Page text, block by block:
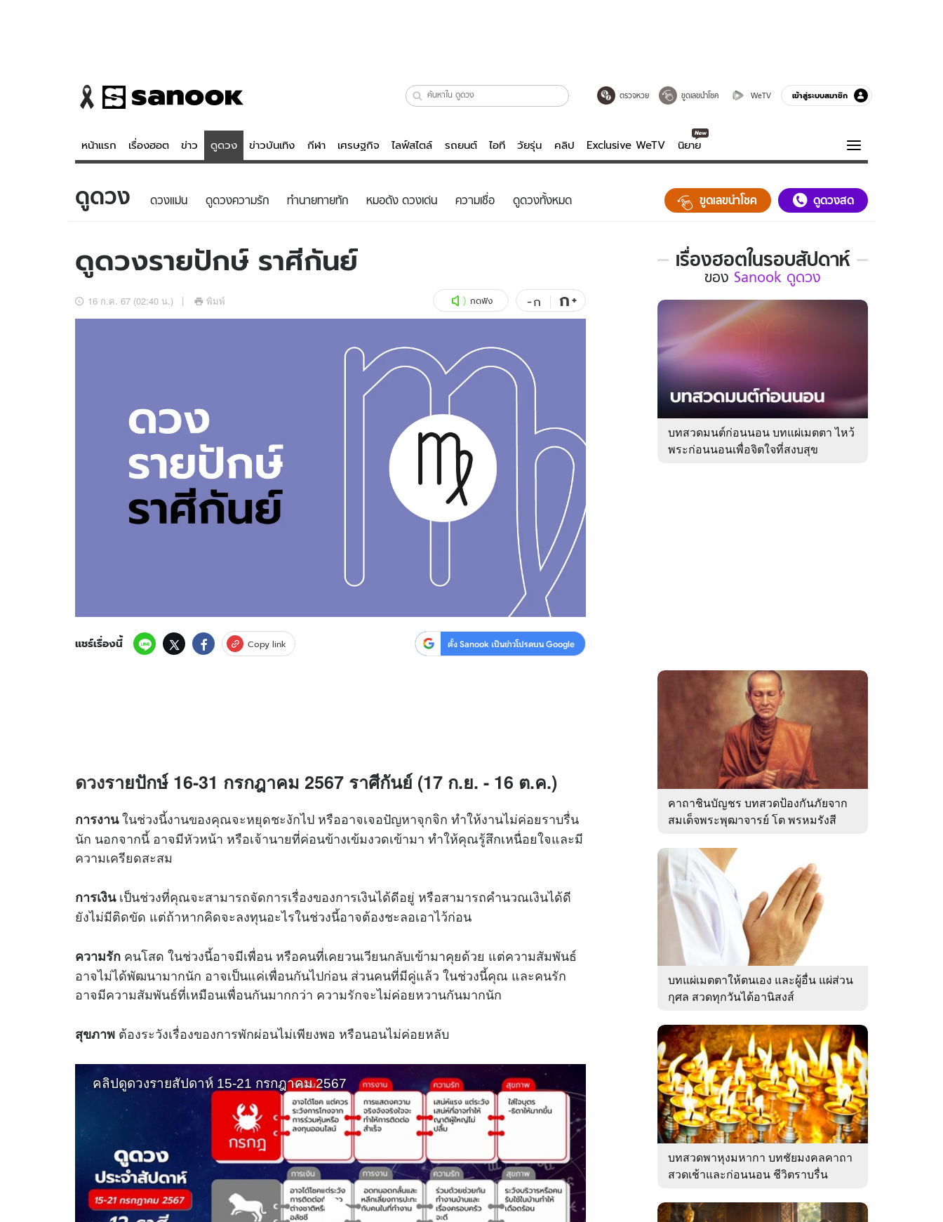
ตรวจหวย ขูดเลขนำโชค WeTV เข้าสู่ระบบสมาชิก
หน้าแรก เรื่องฮอต ข่าว ดูดวง ข่าวบันเทิง กีฬา เศรษฐกิจ ไลฟ์สไตล์ รถยนต์ ไอที วัยรุ่น คลิป Exclusive WeTV นิยาย
ข่าว
ข่าวบันเทิง
ดูดวง - ตรวจหวย
สถิติหวยไทย
ไลฟ์สไตล์
รถยนต์
เที่ยว-กิน
Tasteful Thailand
คลิป
พอดแคสต์
ความรู้รอบตัว
ฮาวทู
ดาวน์โหลดสนุกแอปฟรี ติดตามสนุกโซเชียลได้ที่
สงวนลิขสิทธิ์ ©2569บริษัท อิมเมจ ฟิวเจอร์ (ประเทศไทย) จำกัด
ดูดวง ดวงแม่น ดูดวงความรัก ทํานายทายทัก หมอดัง ดวงเด่น ความเชื่อ ดูดวงทั้งหมด ขูดเลขนำโชค ดูดวงสด
ดูดวงรายปักษ์ ราศีกันย์
16 ก.ค. 67 (02:40 น.) พิมพ์ กดฟัง -ก ก+
แชร์เรื่องนี้ Copy link ตั้ง Sanook เป็นข่าวโปรดบน Google
ดวงรายปักษ์ 16-31 กรกฎาคม 2567 ราศีกันย์ (17 ก.ย. - 16 ต.ค.)
การงานในช่วงนี้งานของคุณจะหยุดชะงักไป หรืออาจเจอปัญหาจุกจิก ทำให้งานไม่ค่อยราบรื่น
นัก นอกจากนี้ อาจมีหัวหน้า หรือเจ้านายที่ค่อนข้างเข้มงวดเข้ามา ทำให้คุณรู้สึกเหนื่อยใจและมี
ความเครียดสะสม
การเงินเป็นช่วงที่คุณจะสามารถจัดการเรื่องของการเงินได้ดีอยู่ หรือสามารถคำนวณเงินได้ดี
ยังไม่มีติดขัด แต่ถ้าหากคิดจะลงทุนอะไรในช่วงนี้อาจต้องชะลอเอาไว้ก่อน
ความรัก คนโสด ในช่วงนี้อาจมีเพื่อน หรือคนที่เคยวนเวียนกลับเข้ามาคุยด้วย แต่ความสัมพันธ์
อาจไม่ได้พัฒนามากนัก อาจเป็นแค่เพื่อนกันไปก่อน ส่วนคนที่มีคู่แล้ว ในช่วงนี้คุณ และคนรัก
อาจมีความสัมพันธ์ที่เหมือนเพื่อนกันมากกว่า ความรักจะไม่ค่อยหวานกันมากนัก
สุขภาพ ต้องระวังเรื่องของการพักผ่อนไม่เพียงพอ หรือนอนไม่ค่อยหลับ
เรื่องฮอตในรอบสัปดาห์
เรื่อง
ใน
รอบ
ของ
Sanook
ดูด
ของ Sanook ดูดวง
บทสวดมนต์ก่อนนอน บทแผ่เมตตา ไหว้
พระก่อนนอนเพื่อจิตใจที่สงบสุข
คาถาชินบัญชร บทสวดป้องกันภัยจาก
สมเด็จพระพุฒาจารย์ โต พรหมรังสี
บทแผ่เมตตาให้ตนเอง และผู้อื่น แผ่ส่วน
กุศล สวดทุกวันได้อานิสงส์
บทสวดพาหุงมหากา บทชัยมงคลคาถา
สวดเช้าและก่อนนอน ชีวิตราบรื่น